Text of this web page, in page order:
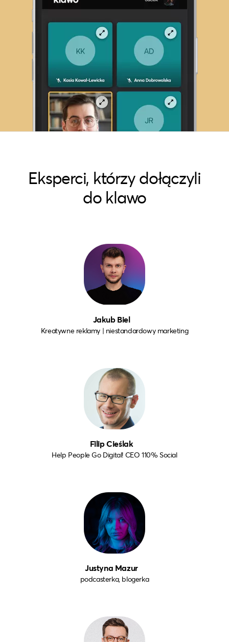
Eksperci, którzy dołączyli
do klawo
Jakub Biel
Kreatywne reklamy | niestandardowy marketing
Filip Cieślak
Help People Go Digital! CEO 110% Social
Justyna Mazur
podcasterka, blogerka